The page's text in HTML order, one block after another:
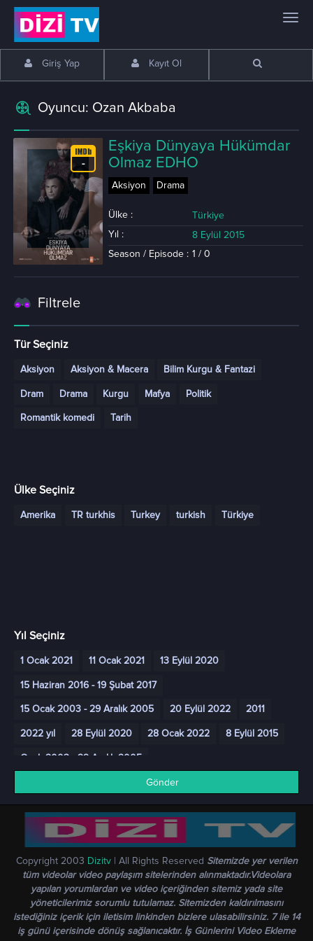
Giriş Yap Kayıt Ol
Oyuncu: Ozan Akbaba
-
Eşkiya Dünyaya Hükümdar
Olmaz EDHO
Aksiyon Drama
Ülke :
Türkiye
Yıl :
8 Eylül 2015
Season / Episode : 1 / 0
Filtrele
Tür Seçiniz
Aksiyon Aksiyon & Macera Bilim Kurgu & Fantazi
Dram Drama Kurgu Mafya Politik
Romantik komedi Tarih
Ülke Seçiniz
Amerika TR turkhis Turkey turkish Türkiye
Yıl Seçiniz
1 Ocak 2021 11 Ocak 2021 13 Eylül 2020
15 Haziran 2016 - 19 Şubat 2017
15 Ocak 2003 - 29 Aralık 2005 20 Eylül 2022 2011
2022 yıl 28 Eylül 2020 28 Ocak 2022 8 Eylül 2015
Ocak 2003 - 29 Aralık 2005
Gönder
Copyright 2003 Dizitv| All Rights Reserved Sitemizde yer verilen
tüm videolar video paylaşım sitelerinden alınmaktadır.Videolara
yapılan yorumlardan ve video içeriğinden sitemiz yada site
yöneticilerimiz sorumlu tutulamaz. Sitemizden kaldırılmasını
istediğiniz içerik için iletisim linkinden bizlere ulasabilirsiniz. 7 ile 14
iş günü içerisinde dönüş sağlanıcaktır. İş Günlerini Video Ekleme